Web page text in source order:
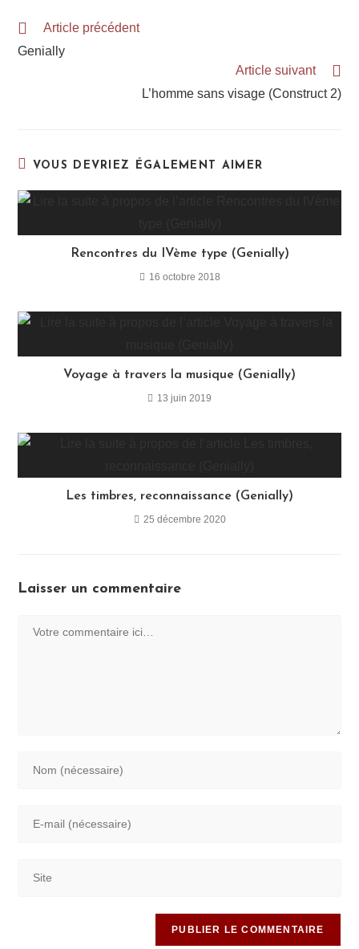
Article précédent
Genially
Article suivant
L’homme sans visage (Construct 2)
VOUS DEVRIEZ ÉGALEMENT AIMER
Rencontres du IVème type (Genially)
16 octobre 2018
Voyage à travers la musique (Genially)
13 juin 2019
Les timbres, reconnaissance (Genially)
25 décembre 2020
Laisser un commentaire